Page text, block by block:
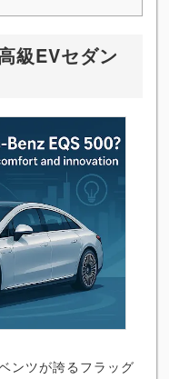
級EVセダン
ンツが誇るフラッグ